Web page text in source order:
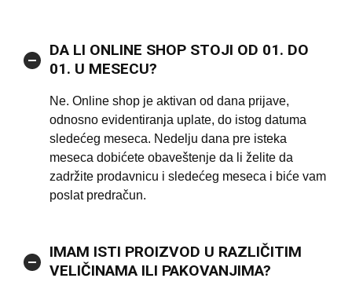
DA LI ONLINE SHOP STOJI OD 01. DO
01. U MESECU?
Ne. Online shop je aktivan od dana prijave,
odnosno evidentiranja uplate, do istog datuma
sledećeg meseca. Nedelju dana pre isteka
meseca dobićete obaveštenje da li želite da
zadržite prodavnicu i sledećeg meseca i biće vam
poslat predračun.
IMAM ISTI PROIZVOD U RAZLIČITIM
VELIČINAMA ILI PAKOVANJIMA?